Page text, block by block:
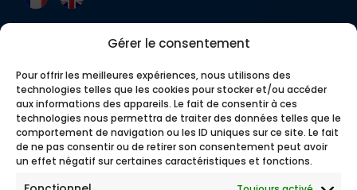
Gérer le consentement
Pour offrir les meilleures expériences, nous utilisons des
technologies telles que les cookies pour stocker et/ou accéder
aux informations des appareils. Le fait de consentir à ces
technologies nous permettra de traiter des données telles que le
comportement de navigation ou les ID uniques sur ce site. Le fait
de ne pas consentir ou de retirer son consentement peut avoir
un effet négatif sur certaines caractéristiques et fonctions.